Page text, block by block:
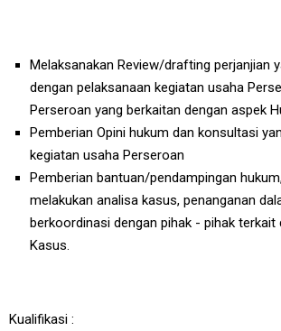
Melaksanakan Review/drafting perjanjian
dengan pelaksanaan kegiatan usaha
Perseroan yang berkaitan dengan aspek
Pemberian Opini hukum dan konsultasi
kegiatan usaha Perseroan
Pemberian bantuan/pendampingan
melakukan analisa kasus, penanganan
berkoordinasi dengan pihak - pihak terkait
Kasus.
Kualifikasi :